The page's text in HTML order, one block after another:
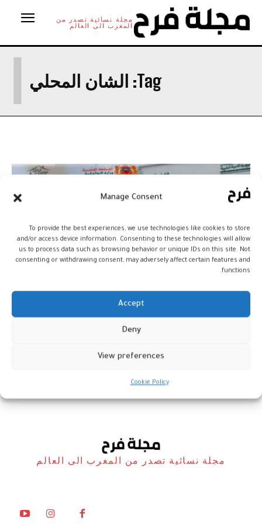
Manage Consent
To provide the best experiences, we use technologies like cookies to store
and/or access device information. Consenting to these technologies will allow
us to process data such as browsing behavior or unique IDs on this site. Not
consenting or withdrawing consent, may adversely affect certain features and
functions.
Accept
Deny
View preferences
Cookie Policy
مجلة نسائية تصدر من
المغرب الى العالم
Tag: الشان المحلي
الرباط: “بسمة” لقدرات المرأة في
مجلة نسائية تصدر من المغرب الى العالم